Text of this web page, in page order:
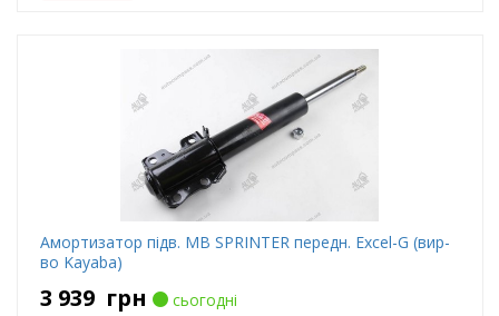
Амортизатор підв. MB SPRINTER передн. Excel-G (вир-
во Kayaba)
3 939 грн
сьогодні